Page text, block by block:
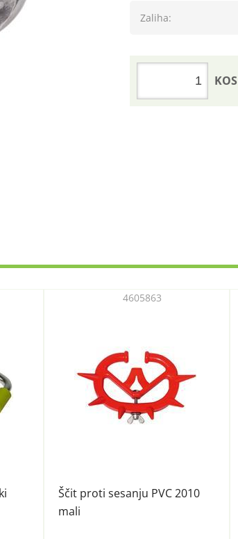
Zaliha:
KOS
Ščit proti sesanju PVC 2010
mali
4605863